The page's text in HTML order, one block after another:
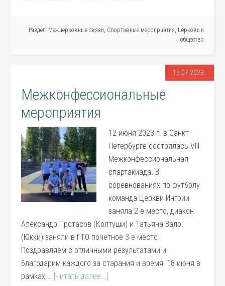
Раздел: Межцерковные связи, Спортивные мероприятия, Церковь и
общество
15.07.2023
Межконфессиональные
мероприятия
12 июня 2023 г. в Санкт-
Петербурге состоялась VIII
Межконфессиональная
спартакиада. В
соревнованиях по футболу
команда Церкви Ингрии
заняла 2-е место, диакон
Александр Протасов (Колтуши) и Татьяна Вало
(Юкки) заняли в ГТО почетное 3-е место.
Поздравляем с отличными результатами и
благодарим каждого за старания и время! 18 июня в
рамках … [Читать далее...]